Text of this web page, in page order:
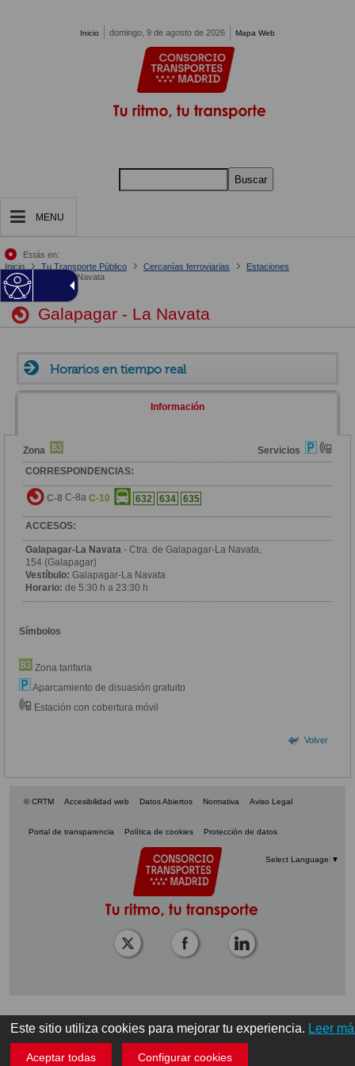
Este sitio utiliza cookies para mejorar tu experiencia. Leer
Aceptar todas Configurar cookies
Inicio domingo, 9 de agosto de 2026 Mapa Web
Buscar
MENU
Estás en:
Inicio
Tu Transporte Público Cercanías ferroviarias
Estaciones
Galapagar - La Navata
Galapagar - La Navata
Horarios en tiempo real
Información
Zona
Servicios
CORRESPONDENCIAS:
C-8 C-8a C-10 632 634 635
ACCESOS:
Galapagar-La Navata - Ctra. de Galapagar-La Navata,
154 (Galapagar)
Vestíbulo: Galapagar-La Navata
Horario: de 5:30 h a 23:30 h
Símbolos
Zona tarifaria
Aparcamiento de disuasión gratuito
Estación con cobertura móvil
Volver
© CRTM Accesibilidad web Datos Abiertos Normativa Aviso Legal
Portal de transparencia Política de cookies Protección de datos
Select Language ▼